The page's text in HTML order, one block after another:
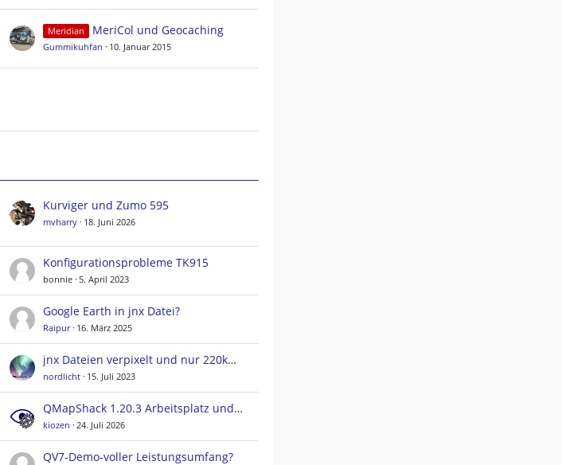
Meridian MeriCol und Geocaching
Gummikuhfan 10. Januar 2015
Kurviger und Zumo 595
mvharry 18. Juni 2026
Konfigurationsprobleme TK915
bonnie 5. April 2023
Google Earth in jnx Datei?
Raipur 16. März 2025
jnx Dateien verpixelt und nur 220kb groß
nordlicht 15. Juli 2023
QMapShack 1.20.3 Arbeitsplatz und Datenbank
kiozen 24. Juli 2026
QV7-Demo-voller Leistungsumfang?